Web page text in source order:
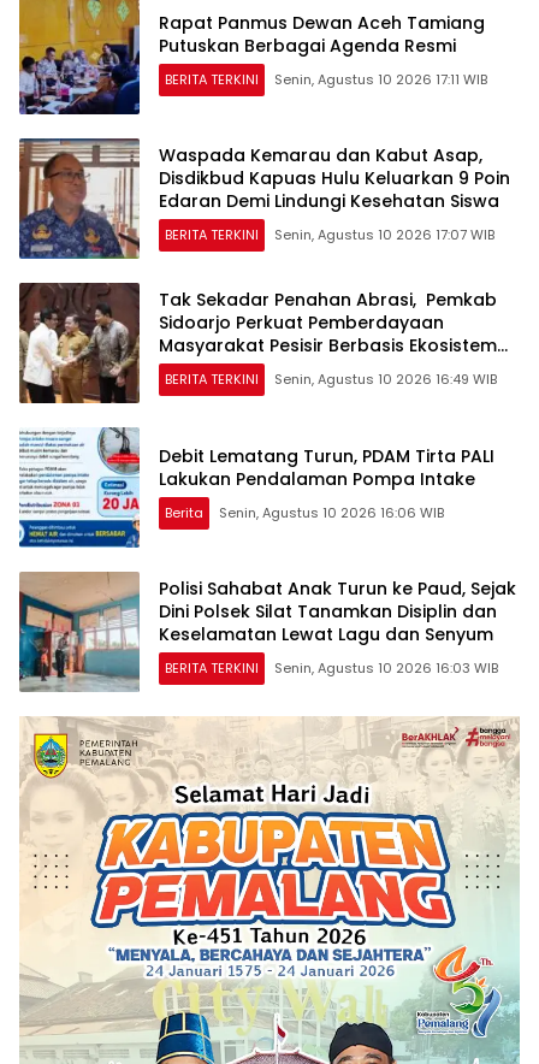
Rapat Panmus Dewan Aceh Tamiang
Putuskan Berbagai Agenda Resmi
BERITA TERKINI Senin, Agustus 10 2026 17:11 WIB
Waspada Kemarau dan Kabut Asap,
Disdikbud Kapuas Hulu Keluarkan 9 Poin
Edaran Demi Lindungi Kesehatan Siswa
BERITA TERKINI Senin, Agustus 10 2026 17:07 WIB
Tak Sekadar Penahan Abrasi, Pemkab
Sidoarjo Perkuat Pemberdayaan
Masyarakat Pesisir Berbasis Ekosistem
Mangrove
BERITA TERKINI Senin, Agustus 10 2026 16:49 WIB
Debit Lematang Turun, PDAM Tirta PALI
Lakukan Pendalaman Pompa Intake
Berita Senin, Agustus 10 2026 16:06 WIB
Polisi Sahabat Anak Turun ke Paud, Sejak
Dini Polsek Silat Tanamkan Disiplin dan
Keselamatan Lewat Lagu dan Senyum
BERITA TERKINI Senin, Agustus 10 2026 16:03 WIB